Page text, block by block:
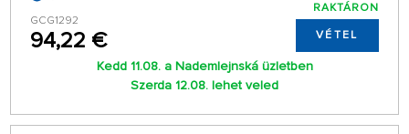
GCG1292
94,22 €
RAKTÁRON
VÉTEL
Kedd 11.08. a Nademlejnská üzletben
Szerda 12.08. lehet veled